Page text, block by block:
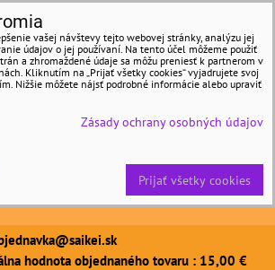
objednaného tovaru : 15,00 €
vašej návštevy tejto webovej stránky, analýzu jej
údajov o jej používaní. Na tento účel môžeme použiť
a zhromaždené údaje sa môžu preniesť k partnerom v
Kliknutím na „Prijať všetky cookies“ vyjadrujete svoj
Nižšie môžete nájsť podrobné informácie alebo upraviť
Zásady ochrany osobných údajov
Prijať všetky cookies